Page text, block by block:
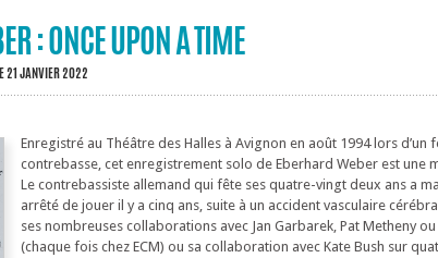
: ONCE UPON A TIME
21 JANVIER 2022
Enregistré au Théâtre des Halles à Avignon en août 1994 lors d’un
contrebasse, cet enregistrement solo de Eberhard Weber est une
Le contrebassiste allemand qui fête ses quatre-vingt deux ans a
arrêté de jouer il y a cinq ans, suite à un accident vasculaire
ses nombreuses collaborations avec Jan Garbarek, Pat Metheny
(chaque fois chez ECM) ou sa collaboration avec Kate Bush sur